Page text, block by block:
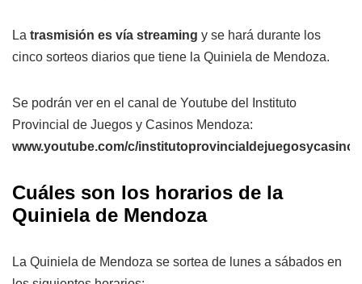
La trasmisión es vía streaming y se hará durante los
cinco sorteos diarios que tiene la Quiniela de Mendoza.
Se podrán ver en el canal de Youtube del Instituto
Provincial de Juegos y Casinos Mendoza:
www.youtube.com/c/
Cuáles son los horarios de la
Quiniela de Mendoza
La Quiniela de Mendoza se sortea de lunes a sábados en